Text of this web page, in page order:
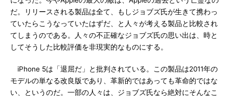
だ。リリースされる製品は全て、もしジョブズ氏が生きて携わっ
ていたらこうなっていたはずだ、と人々が考える製品と比較され
てしまうのである。人々の不正確なジョブズ氏の思い出は、時と
してそうした比較評価を非現実的なものにする。
iPhone 5は「退屈だ」と批判されている。この製品は2011年の
モデルの単なる改良版であり、革新的ではあっても革命的ではな
い、というのだ。一部の人々は、ジョブズ氏なら絶対にそんなこ